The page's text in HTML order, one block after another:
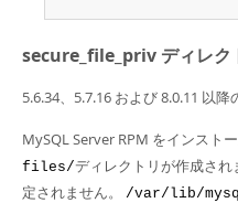
secure_file_priv ディレク
5.6.34、5.7.16 および 8.0.11 以降
MySQL Server RPM をインストー
files/ディレクトリが作成さ
定されません。
/var/lib/